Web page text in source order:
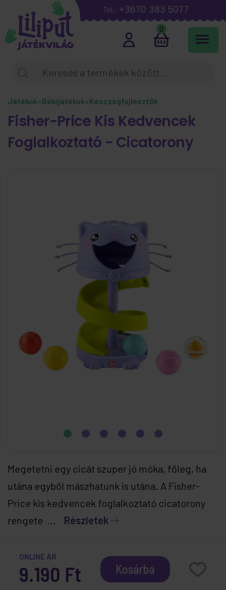
Tel.: +3670 383 5077
0
Játékok»Bébijátékok»Készségfejlesztők
Fisher-Price Kis Kedvencek
Foglalkoztató - Cicatorony
Megetetni egy cicát szuper jó móka, főleg, ha
utána egyből mászhatunk is utána. A Fisher-
Price kis kedvencek foglalkoztató cicatorony
rengete ... Részletek
ONLINE ÁR
9.190 Ft Kosárba